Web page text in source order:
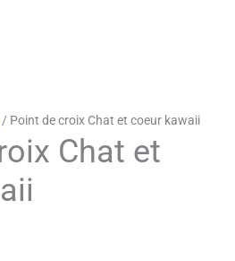
/ Point de croix Chat et coeur kawaii
Chat et